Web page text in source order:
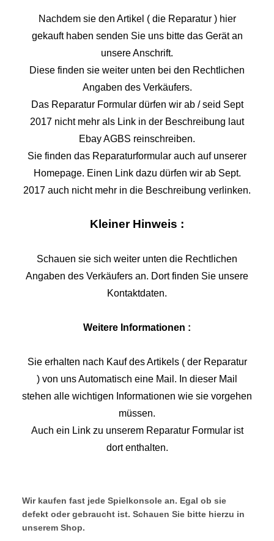
Nachdem sie den Artikel ( die Reparatur ) hier
gekauft haben senden Sie uns bitte das Gerät an
unsere Anschrift.
Diese finden sie weiter unten bei den Rechtlichen
Angaben des Verkäufers.
Das Reparatur Formular dürfen wir ab / seid Sept
2017 nicht mehr als Link in der Beschreibung laut
Ebay AGBS reinschreiben.
Sie finden das Reparaturformular auch auf unserer
Homepage. Einen Link dazu dürfen wir ab Sept.
2017 auch nicht mehr in die Beschreibung verlinken.
Kleiner Hinweis :
Schauen sie sich weiter unten die Rechtlichen
Angaben des Verkäufers an. Dort finden Sie unsere
Kontaktdaten.
Weitere Informationen :
Sie erhalten nach Kauf des Artikels ( der Reparatur
) von uns Automatisch eine Mail. In dieser Mail
stehen alle wichtigen Informationen wie sie vorgehen
müssen.
Auch ein Link zu unserem Reparatur Formular ist
dort enthalten.
Wir kaufen fast jede Spielkonsole an. Egal ob sie
defekt oder gebraucht ist. Schauen Sie bitte hierzu in
unserem Shop.